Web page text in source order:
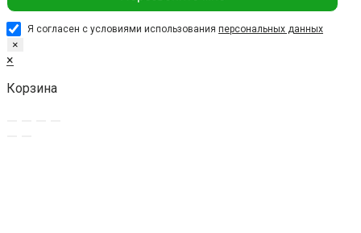
Я согласен с условиями использования персональных данных
×
×
Корзина